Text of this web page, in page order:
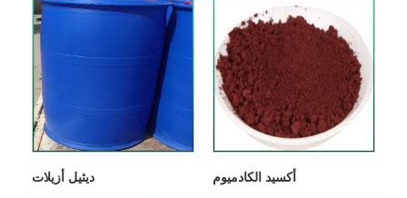
ديثيل أزيلات أكسيد الكادميوم